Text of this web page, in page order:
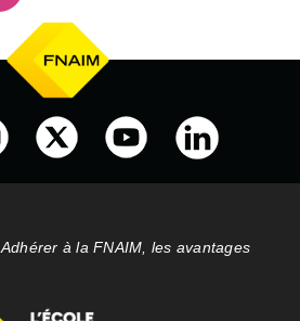
Adhérer à la FNAIM, les avantages